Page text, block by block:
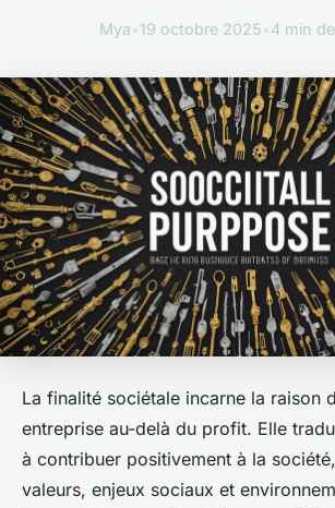
Mya•19 octobre 2025•4 min
La finalité sociétale incarne la raison
entreprise au-delà du profit. Elle
à contribuer positivement à la
valeurs, enjeux sociaux et